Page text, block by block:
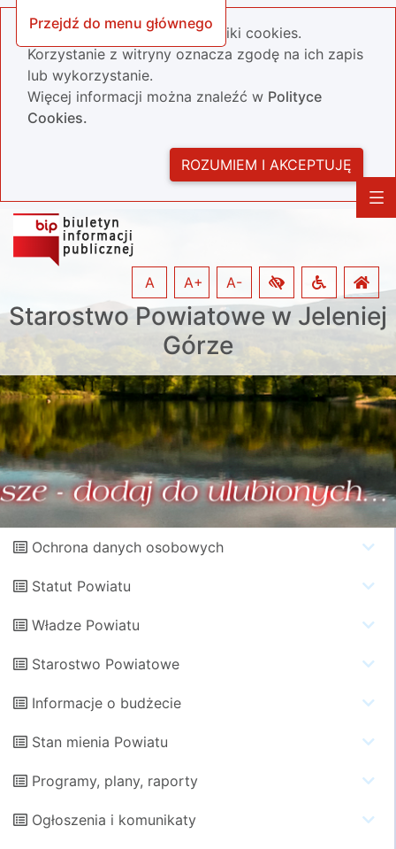
Przejdź do menu głównego
Nasza strona wykorzystuje pliki cookies.
Korzystanie z witryny oznacza zgodę na ich zapis
lub wykorzystanie.
Więcej informacji można znaleźć w Polityce
Cookies.
ROZUMIEM I AKCEPTUJĘ
Starostwo Powiatowe w Jeleniej
Górze
A A+ A-
Ochrona danych osobowych
Statut Powiatu
Władze Powiatu
Starostwo Powiatowe
Informacje o budżecie
Stan mienia Powiatu
Programy, plany, raporty
Ogłoszenia i komunikaty